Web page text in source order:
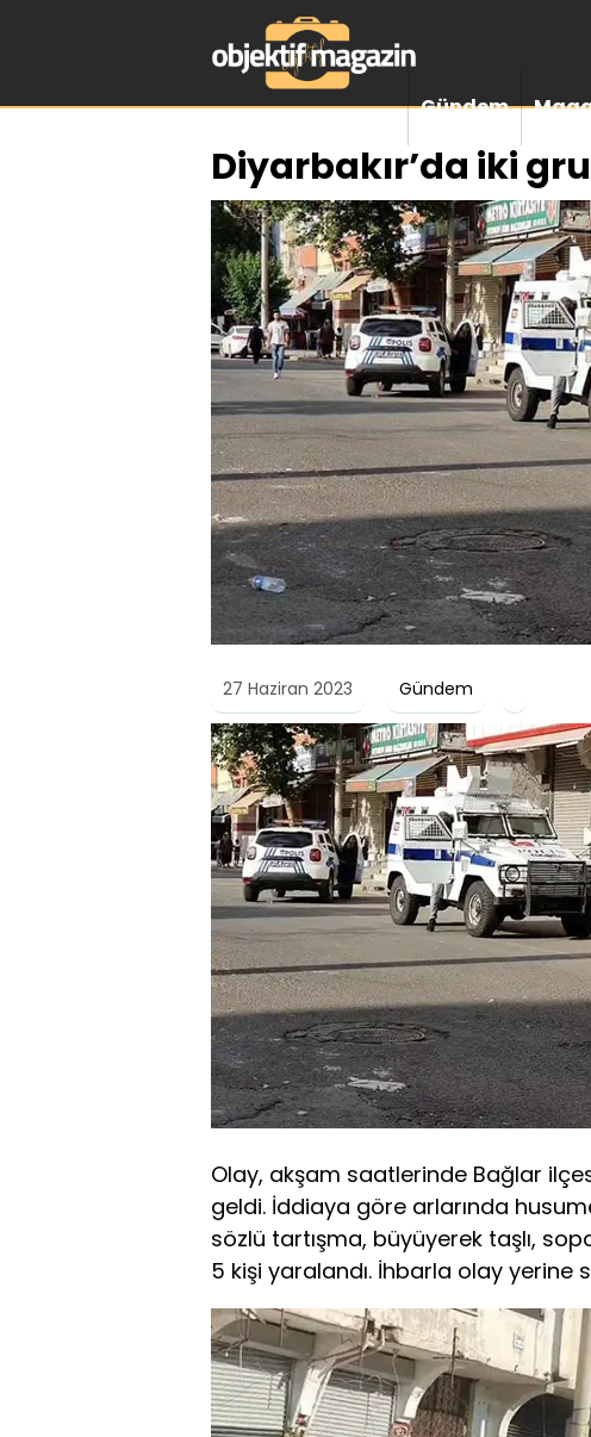
Gündem
Diyarbakır’da iki
27 Haziran 2023 Gündem
Olay, akşam saatlerinde Bağlar
geldi. İddiaya göre arlarında
sözlü tartışma, büyüyerek taşlı,
5 kişi yaralandı. İhbarla olay yerine